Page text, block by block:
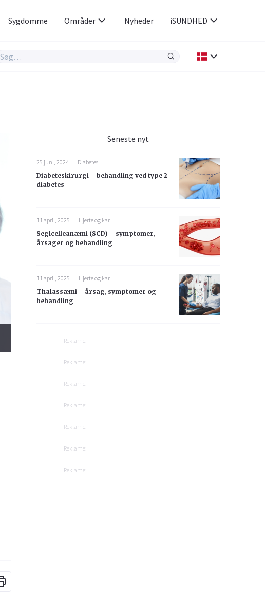
Sygdomme Områder
Øjne og ører
Nyheder iSUNDHED
Seneste nyt
25 juni, 2024
Diabetes
Diabeteskirurgi – behandling ved type 2-
diabetes
11 april, 2025
Hjerte og kar
Seglcelleanæmi (SCD) – symptomer,
årsager og behandling
11 april, 2025
Hjerte og kar
Thalassæmi – årsag, symptomer og
behandling
Reklame:
Reklame:
Reklame:
Reklame:
Reklame:
Reklame:
Reklame: